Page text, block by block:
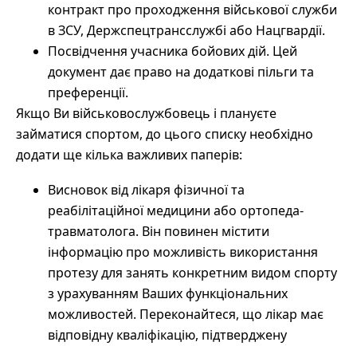
контракт про проходження військової служби
в ЗСУ, Держспецтрансслужбі або Нацгвардії.
Посвідчення учасника бойових дій. Цей
документ дає право на додаткові пільги та
преференції.
Якщо Ви військовослужбовець і плануєте
займатися спортом, до цього списку необхідно
додати ще кілька важливих паперів:
Висновок від лікаря фізичної та
реабілітаційної медицини або ортопеда-
травматолога. Він повинен містити
інформацію про можливість використання
протезу для занять конкретним видом спорту
з урахуванням Ваших функціональних
можливостей. Переконайтеся, що лікар має
відповідну кваліфікацію, підтверджену